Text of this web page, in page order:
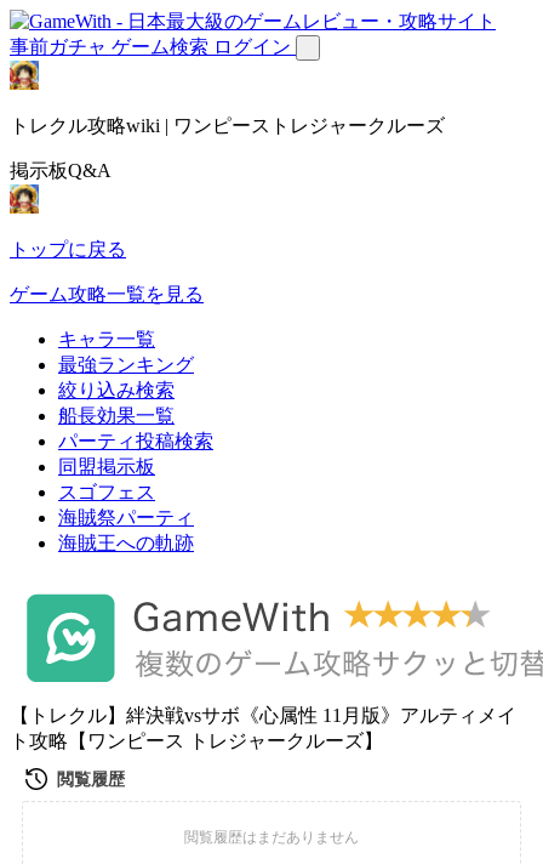
事前ガチャ ゲーム検索 ログイン
トレクル攻略wiki | ワンピーストレジャークルーズ
掲示板Q&A
トップに戻る
ゲーム攻略一覧を見る
キャラ一覧
最強ランキング
絞り込み検索
船長効果一覧
パーティ投稿検索
同盟掲示板
スゴフェス
海賊祭パーティ
海賊王への軌跡
【トレクル】絆決戦vsサボ《心属性 11月版》アルティメイ
ト攻略【ワンピース トレジャークルーズ】